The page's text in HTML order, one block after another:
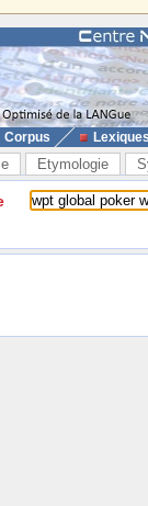
Corpus
Etymologie